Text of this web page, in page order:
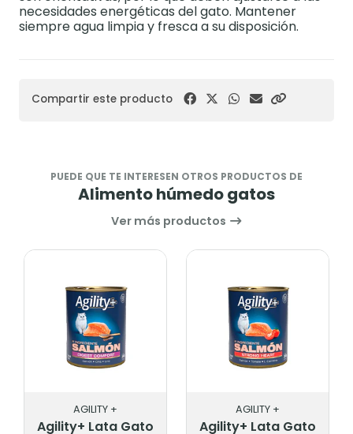
necesidades energéticas del gato. Mantener
siempre agua limpia y fresca a su disposición.
Compartir este producto
PUEDE QUE TE INTERESEN OTROS PRODUCTOS DE
Alimento húmedo gatos
Ver más productos
AGILITY +
Agility+ Lata Gato
AGILITY +
Agility+ Lata Gato